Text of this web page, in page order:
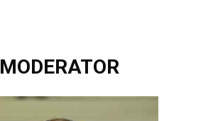
MODERATOR